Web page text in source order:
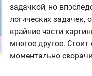
задачкой, но
логических
крайние части
многое другое. Стоит
моментально